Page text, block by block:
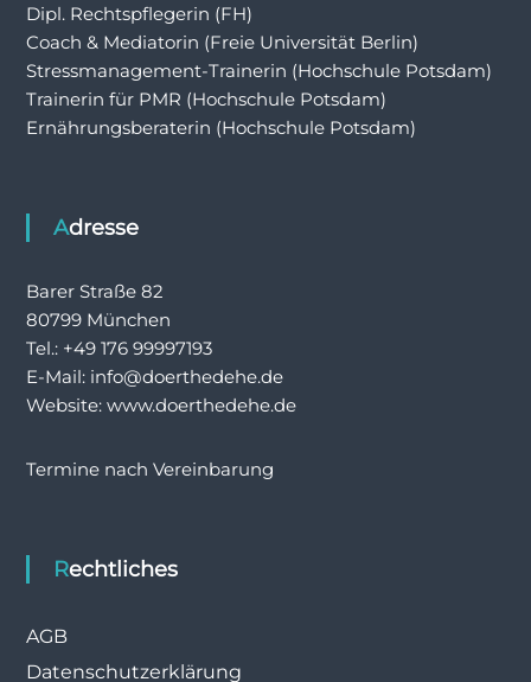
Dipl. Rechtspflegerin (FH)
Coach & Mediatorin (Freie Universität Berlin)
Stressmanagement-Trainerin (Hochschule Potsdam)
Trainerin für PMR (Hochschule Potsdam)
Ernährungsberaterin (Hochschule Potsdam)
Adresse
Barer Straße 82
80799 München
Tel.: +49 176 99997193
E-Mail: info@doerthedehe.de
Website: www.doerthedehe.de
Termine nach Vereinbarung
Rechtliches
AGB
Datenschutzerklärung